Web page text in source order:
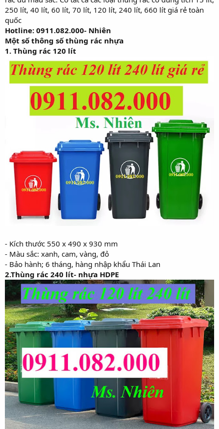
250 lít, 40 lít, 60 lít, 70 lít, 120 lít, 240 lít, 660 lít giá rẻ toàn
quốc
Hotline: 0911.082.000- Nhiên
Một số thông số thùng rác nhựa
1. Thùng rác 120 lít
- Kích thước 550 x 490 x 930 mm
- Màu sắc: xanh, cam, vàng, đỏ
- Bảo hành; 6 tháng, hàng nhập khẩu Thái Lan
2.Thùng rác 240 lít- nhựa HDPE